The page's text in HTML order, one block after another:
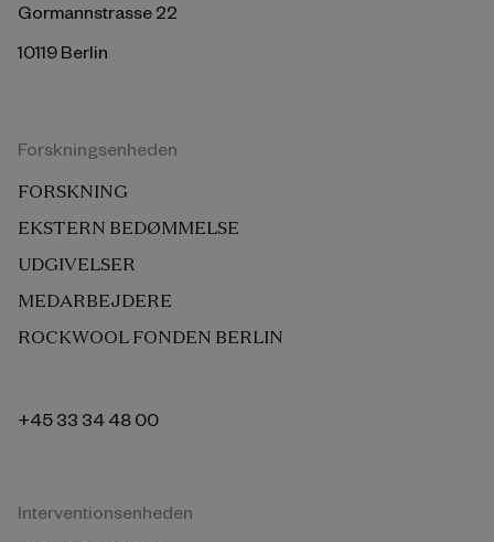
Gormannstrasse 22
10119 Berlin
Forskningsenheden
FORSKNING
EKSTERN BEDØMMELSE
UDGIVELSER
MEDARBEJDERE
ROCKWOOL FONDEN BERLIN
+45 33 34 48 00
Interventionsenheden